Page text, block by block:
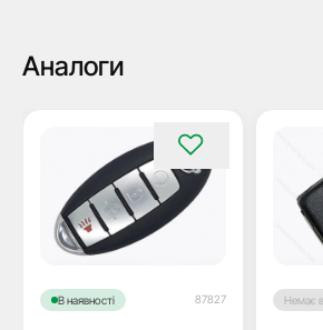
Аналоги
В наявності 87827 Немає